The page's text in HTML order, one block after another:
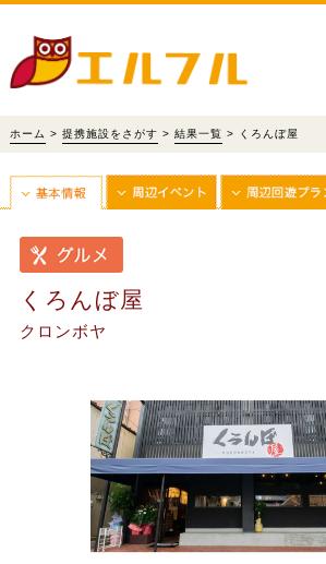
ホーム > 提携施設をさがす > 結果一覧 > くろんぼ屋
くろんぼ屋
クロンボヤ